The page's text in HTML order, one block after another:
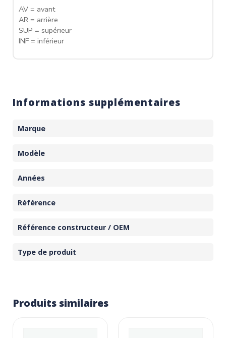
AV = avant
AR = arrière
SUP = supérieur
INF = inférieur
Informations supplémentaires
Marque
Modèle
Années
Référence
Référence constructeur / OEM
Type de produit
Produits similaires